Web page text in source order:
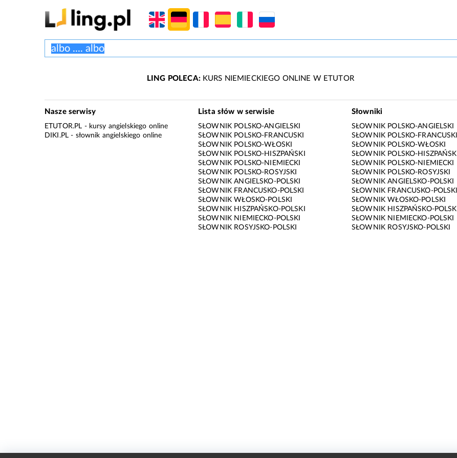
LING POLECA:KURS NIEMIECKIEGO ONLINE W ETUTOR
Nasze serwisy
ETUTOR.PL - kursy angielskiego online
DIKI.PL - słownik angielskiego online
Lista słów w serwisie
SŁOWNIK POLSKO-ANGIELSKI
SŁOWNIK POLSKO-FRANCUSKI
SŁOWNIK POLSKO-WŁOSKI
SŁOWNIK POLSKO-HISZPAŃSKI
SŁOWNIK POLSKO-NIEMIECKI
SŁOWNIK POLSKO-ROSYJSKI
SŁOWNIK ANGIELSKO-POLSKI
SŁOWNIK FRANCUSKO-POLSKI
SŁOWNIK WŁOSKO-POLSKI
SŁOWNIK HISZPAŃSKO-POLSKI
SŁOWNIK NIEMIECKO-POLSKI
SŁOWNIK ROSYJSKO-POLSKI
Słowniki
SŁOWNIK POLSKO-ANGIELSKI
SŁOWNIK POLSKO-FRANCUSKI
SŁOWNIK POLSKO-WŁOSKI
SŁOWNIK POLSKO-HISZPAŃSKI
SŁOWNIK POLSKO-NIEMIECKI
SŁOWNIK POLSKO-ROSYJSKI
SŁOWNIK ANGIELSKO-POLSKI
SŁOWNIK FRANCUSKO-POLSKI
SŁOWNIK WŁOSKO-POLSKI
SŁOWNIK HISZPAŃSKO-POLSKI
SŁOWNIK NIEMIECKO-POLSKI
SŁOWNIK ROSYJSKO-POLSKI